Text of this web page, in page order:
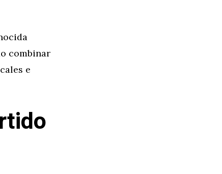
combinar
e